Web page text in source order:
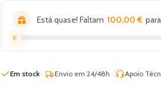
Está quase! Faltam 100,00€
Em stock Envio em 24/48h Apoio